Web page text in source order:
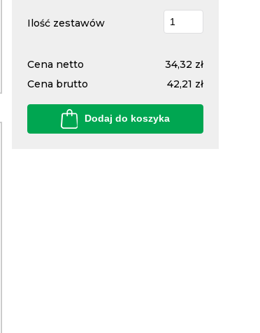
Ilość zestawów
Cena netto
34,32 zł
Cena brutto
42,21 zł
Dodaj do koszyka